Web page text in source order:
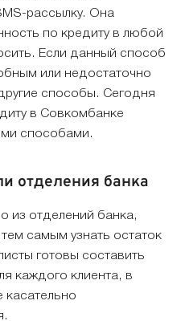
рассылку. Она
по кредиту в любой
Если данный способ
или недостаточно
способы. Сегодня
в Совкомбанке
способами.
отделения банка
из отделений банка,
самым узнать остаток
готовы составить
каждого клиента, в
касательно